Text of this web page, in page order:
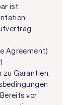
ist.
Agreement)
Garantien,
vor